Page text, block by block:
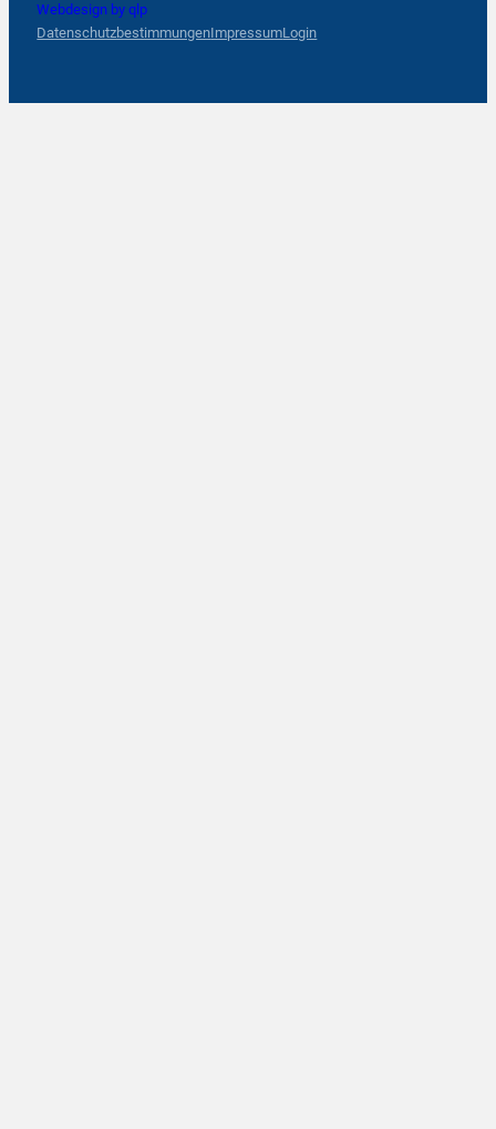
Webdesign by qlp
DatenschutzbestimmungenImpressumLogin